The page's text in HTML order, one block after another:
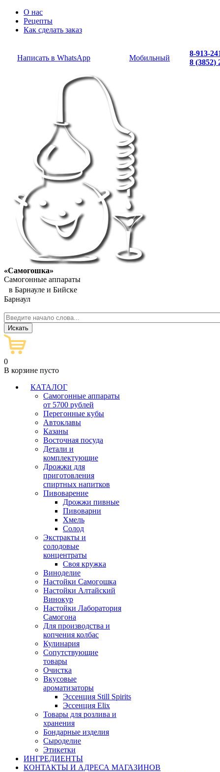
О нас
Рецепты
Как сделать заказ
Написать в WhatsApp Мобильный
8-913-
8 (3852)
«Самогошка»
Самогонные аппараты
в Барнауле и Бийске
Барнаул
0
В корзине пусто
КАТАЛОГ
Самогонные аппараты
от 5700 рублей
Перегонные кубы
Автоклавы
Казаны
Восточная посуда
Детали и
комплектующие
Дрожжи для
приготовления
спиртных напитков
Пивоварение
Дрожжи пивные
Пивоварни
Хмель
Солод
Экстракты и
солодовые
концентраты
Своя кружка
Виноделие
Настойки Самогошка
Настойки Алтайский
Винокур
Настойки Лаборатория
Самогона
Для производства и
копчения колбас
Кулинария
Сопутствующие
товары
Очистка
Вкусовые
ароматизаторы
Эссенция Still Spirits
Эссенция Elix
Товары для розлива и
хранения
Бондарные изделия
Cыроделие
Этикетки
ИНГРЕДИЕНТЫ
КОНТАКТЫ И АДРЕСА МАГАЗИНОВ